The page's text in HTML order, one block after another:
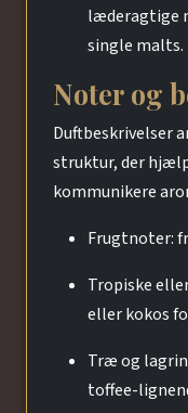
læderagtige
single malts.
Noter og
Duftbeskrivelser
struktur, der
kommunikere
Frugtnoter:
Tropiske
eller kokos
Træ og
toffee-